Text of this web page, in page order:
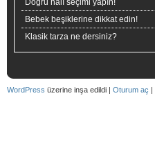
Doğru halı seçimi yapın!
Bebek beşiklerine dikkat edin!
Klasik tarza ne dersiniz?
WordPress üzerine inşa edildi | Oturum aç |